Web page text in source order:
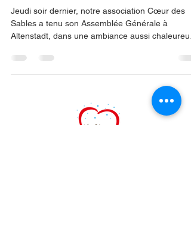
Jeudi soir dernier, notre association Cœur des
Sables a tenu son Assemblée Générale à
Altenstadt, dans une ambiance aussi
estival, de nombreux adhérents, bénévoles,
partenaires et soutiens de l’association ont
répondu présents pour partager ce moment
important de la vie associative. Une belle preuve
de l’attachement et de l’engagement qui
Cœur des Sables depuis toutes ces années.